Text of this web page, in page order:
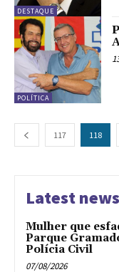
DESTAQUE
POLÍTICA
117 118
Latest news
Mulher que
Parque
Polícia Civil
07/08/2026